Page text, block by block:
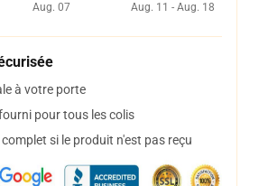
Aug. 07
Aug. 11 - Aug. 18
à votre porte
pour tous les colis
si le produit n'est pas reçu